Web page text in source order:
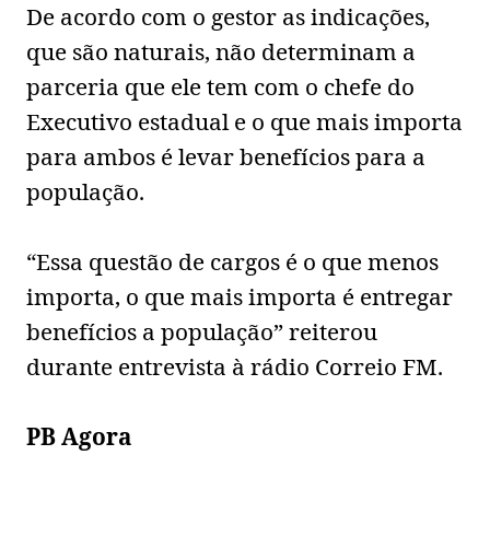
De acordo com o gestor as indicações,
que são naturais, não determinam a
parceria que ele tem com o chefe do
Executivo estadual e o que mais importa
para ambos é levar benefícios para a
população.
“Essa questão de cargos é o que menos
importa, o que mais importa é entregar
benefícios a população” reiterou
durante entrevista à rádio Correio FM.
PB Agora